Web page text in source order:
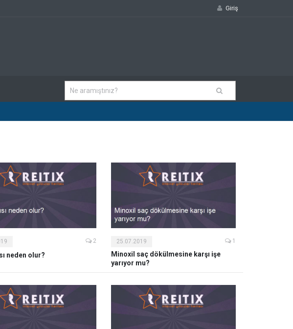
Giriş
2
neden olur?
25.07.2019 1
Minoxil saç dökülmesine karşı işe
yarıyor mu?